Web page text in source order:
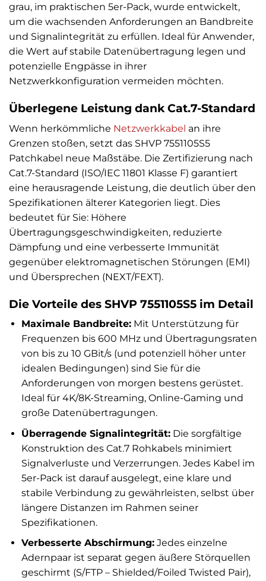
grau, im praktischen 5er-Pack, wurde entwickelt,
um die wachsenden Anforderungen an Bandbreite
und Signalintegrität zu erfüllen. Ideal für Anwender,
die Wert auf stabile Datenübertragung legen und
potenzielle Engpässe in ihrer
Netzwerkkonfiguration vermeiden möchten.
Überlegene Leistung dank Cat.7-Standard
Wenn herkömmliche Netzwerkkabel an ihre
Grenzen stoßen, setzt das SHVP 7551105S5
Patchkabel neue Maßstäbe. Die Zertifizierung nach
Cat.7-Standard (ISO/IEC 11801 Klasse F) garantiert
eine herausragende Leistung, die deutlich über den
Spezifikationen älterer Kategorien liegt. Dies
bedeutet für Sie: Höhere
Übertragungsgeschwindigkeiten, reduzierte
Dämpfung und eine verbesserte Immunität
gegenüber elektromagnetischen Störungen (EMI)
und Übersprechen (NEXT/FEXT).
Die Vorteile des SHVP 7551105S5 im Detail
Maximale Bandbreite:Mit Unterstützung für
Frequenzen bis 600 MHz und Übertragungsraten
von bis zu 10 GBit/s (und potenziell höher unter
idealen Bedingungen) sind Sie für die
Anforderungen von morgen bestens gerüstet.
Ideal für 4K/8K-Streaming, Online-Gaming und
große Datenübertragungen.
Überragende Signalintegrität:Die sorgfältige
Konstruktion des Cat.7 Rohkabels minimiert
Signalverluste und Verzerrungen. Jedes Kabel im
5er-Pack ist darauf ausgelegt, eine klare und
stabile Verbindung zu gewährleisten, selbst über
längere Distanzen im Rahmen seiner
Spezifikationen.
Verbesserte Abschirmung:Jedes einzelne
Adernpaar ist separat gegen äußere Störquellen
geschirmt (S/FTP – Shielded/Foiled Twisted Pair),